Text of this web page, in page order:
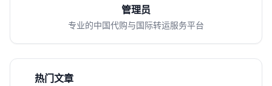
管理员
专业的中国代购与国际转运服务平台
热门文章